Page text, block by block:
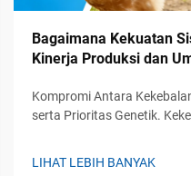
Bagaimana Kekuatan
Kinerja Produksi dan
Kompromi Antara
serta Prioritas Genetik.
LIHAT LEBIH BANYAK